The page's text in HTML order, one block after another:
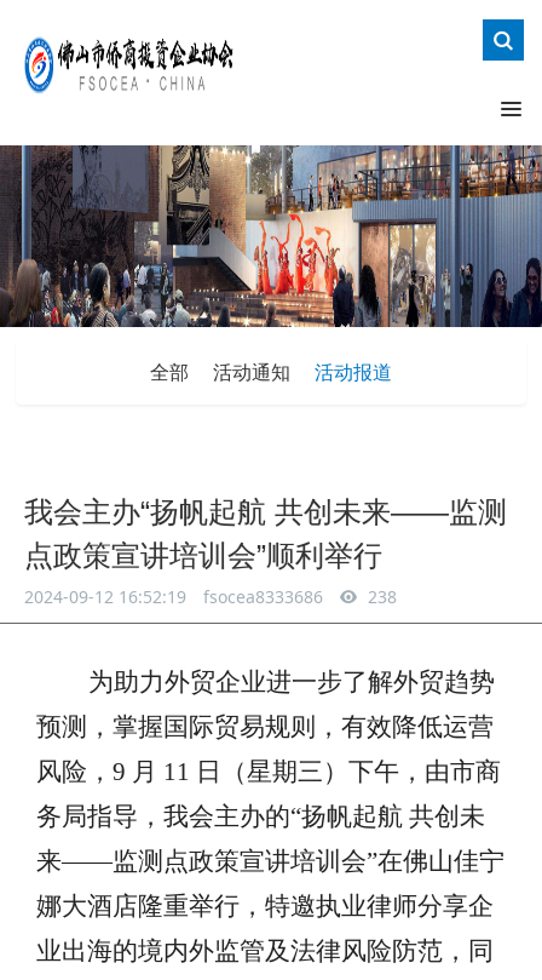
全部 活动通知 活动报道
我会主办“扬帆起航 共创未来——监测
点政策宣讲培训会”顺利举行
2024-09-12 16:52:19 fsocea8333686 238
为助力外贸企业进一步了解外贸趋势
预测，掌握国际贸易规则，有效降低运营
风险， 9 月 11 日（星期三）下午，由市商
务局指导，我会主办的“扬帆起航 共创未
来——监测点政策宣讲培训会”在佛山佳宁
娜大酒店隆重举行，特邀执业律师分享企
业出海的境内外监管及法律风险防范，同